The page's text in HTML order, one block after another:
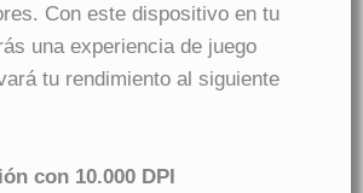
Con este dispositivo en tu
una experiencia de juego
tu rendimiento al siguiente
con 10.000 DPI